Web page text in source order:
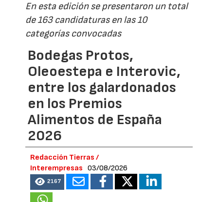
En esta edición se presentaron un total
de 163 candidaturas en las 10
categorías convocadas
Bodegas Protos,
Oleoestepa e Interovic,
entre los galardonados
en los Premios
Alimentos de España
2026
Redacción Tierras /
Interempresas
03/08/2026
2167